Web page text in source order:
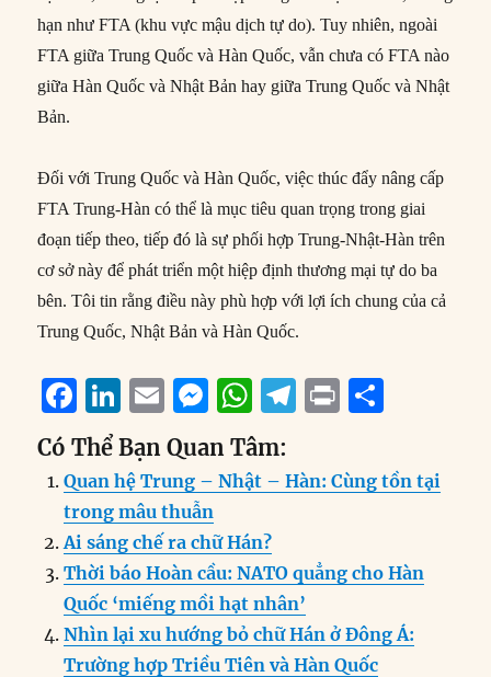
hạn như FTA (khu vực mậu dịch tự do). Tuy nhiên, ngoài
FTA giữa Trung Quốc và Hàn Quốc, vẫn chưa có FTA nào
giữa Hàn Quốc và Nhật Bản hay giữa Trung Quốc và Nhật
Bản.
Đối với Trung Quốc và Hàn Quốc, việc thúc đẩy nâng cấp
FTA Trung-Hàn có thể là mục tiêu quan trọng trong giai
đoạn tiếp theo, tiếp đó là sự phối hợp Trung-Nhật-Hàn trên
cơ sở này để phát triển một hiệp định thương mại tự do ba
bên. Tôi tin rằng điều này phù hợp với lợi ích chung của cả
Trung Quốc, Nhật Bản và Hàn Quốc.
F
a
c
e
b
o
o
k
Li
n
k
e
d
I
n
E
m
ai
l
M
ss
e
n
g
er
W
h
at
s
A
p
p
T
e
g
a
m
P
n
t
a
re
Có Thể Bạn Quan Tâm:
Quan hệ Trung – Nhật – Hàn: Cùng tồn tại
trong mâu thuẫn
Ai sáng chế ra chữ Hán?
Thời báo Hoàn cầu: NATO quẳng cho Hàn
Quốc ‘miếng mồi hạt nhân’
Nhìn lại xu hướng bỏ chữ Hán ở Đông Á:
Trường hợp Triều Tiên và Hàn Quốc